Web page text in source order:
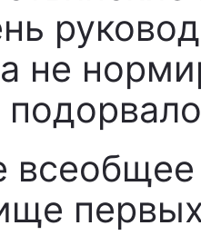
не